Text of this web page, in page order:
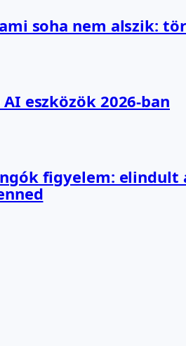
soha nem alszik:
eszközök 2026-ban
figyelem: elindult